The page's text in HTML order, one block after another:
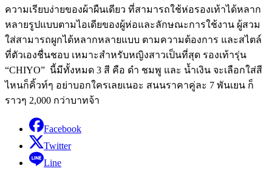
ความเรียบง่ายของผ้าผืนเดียว ที่สามารถใช้ห่อรองเท้าได้หลาก
หลายรูปแบบตามไอเดียของผู้ห่อและลักษณะการใช้งาน ผู้สวม
ใส่สามารถผูกได้หลากหลายแบบ ตามความต้องการ และสไตล์
ที่ตัวเองชื่นชอบ เหมาะสำหรับหญิงสาวเป็นที่สุด รองเท้ารุ่น
“CHIYO” นี้มีทั้งหมด 3 สี คือ ดำ ชมพู และ น้ำเงิน จะเลือกใส่สี
ไหนก็คิ้วท์ๆ อย่าบอกใครเลยเนอะ สนนราคาคู่ละ 7 พันเยน ก็
ราวๆ 2,000 กว่าบาทจ้า
Facebook
Twitter
Line